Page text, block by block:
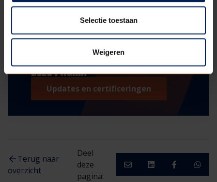
Selectie toestaan
Weigeren
BEKIJK HET STIP CERTIFICAAT OP
DEZE PAGINA
Updates en certificeringen
Terug naar
overzicht
Deel
deze
pagina: